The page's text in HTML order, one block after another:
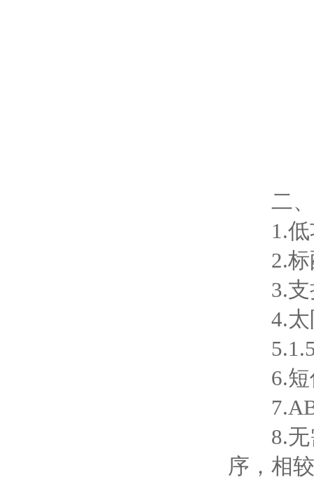
二、
1.低功
2.标配
3.支持
4.太阳
5.1.5
6.短信
7.ABS
8.无需
序，相